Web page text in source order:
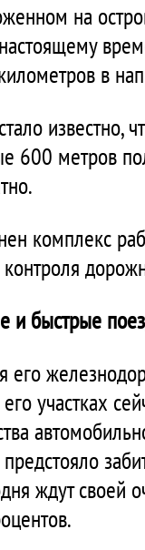
на
в
известно,
600 метров
комплекс
и быстрые
его
участках
ждут